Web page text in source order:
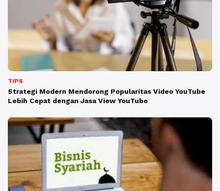
TIPS
Strategi Modern Mendorong Popularitas Video YouTube
Lebih Cepat dengan Jasa View YouTube